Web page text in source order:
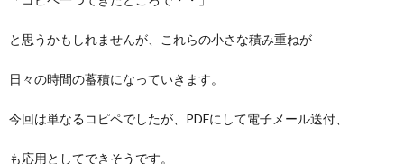
と思うかもしれませんが、これらの小さな積み重ねが
日々の時間の蓄積になっていきます。
今回は単なるコピペでしたが、PDFにして電子メール送付、
も応用としてできそうです。